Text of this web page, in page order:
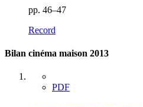
pp. 46–47
Record
Bilan cinéma maison 2013
PDF